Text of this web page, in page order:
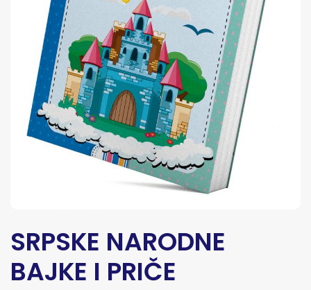
SRPSKE NARODNE
BAJKE I PRIČE